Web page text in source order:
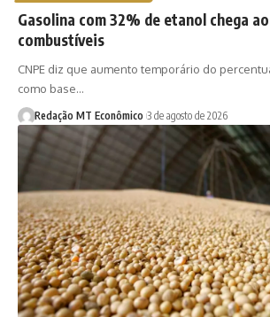
Gasolina com 32% de etanol chega
combustíveis
CNPE diz que aumento temporário do
como base…
Redação MT Econômico 3 de agosto de 2026